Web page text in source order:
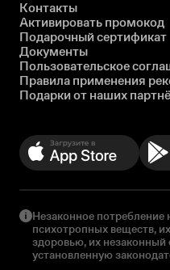
Контакты
Активировать промокод
Подарочный сертификат
Документы
Пользовательское
Правила применения
Подарки от наших
Незаконное потребление
психотропных веществ,
здоровью, их незаконный
установленную